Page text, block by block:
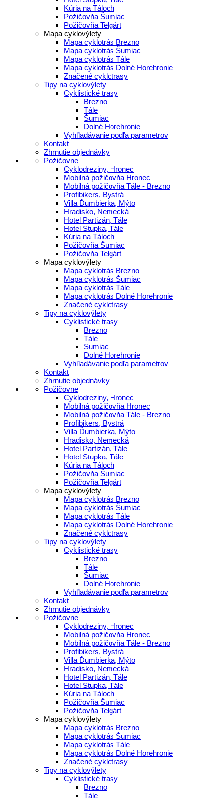
Kúria na Táloch
Požičovňa Šumiac
Požičovňa Telgárt
Mapa cyklovýlety
Mapa cyklotrás Brezno
Mapa cyklotrás Šumiac
Mapa cyklotrás Tále
Mapa cyklotrás Dolné Horehronie
Značené cyklotrasy
Tipy na cyklovýlety
Cyklistické trasy
Brezno
Tále
Šumiac
Dolné Horehronie
Vyhľladávanie podľa parametrov
Kontakt
Zhrnutie objednávky
Požičovne
Cyklodreziny, Hronec
Mobilná požičovňa Hronec
Mobilná požičovňa Tále - Brezno
Profibikers, Bystrá
Villa Ďumbierka, Mýto
Hradisko, Nemecká
Hotel Partizán, Tále
Hotel Stupka, Tále
Kúria na Táloch
Požičovňa Šumiac
Požičovňa Telgárt
Mapa cyklovýlety
Mapa cyklotrás Brezno
Mapa cyklotrás Šumiac
Mapa cyklotrás Tále
Mapa cyklotrás Dolné Horehronie
Značené cyklotrasy
Tipy na cyklovýlety
Cyklistické trasy
Brezno
Tále
Šumiac
Dolné Horehronie
Vyhľladávanie podľa parametrov
Kontakt
Zhrnutie objednávky
Požičovne
Cyklodreziny, Hronec
Mobilná požičovňa Hronec
Mobilná požičovňa Tále - Brezno
Profibikers, Bystrá
Villa Ďumbierka, Mýto
Hradisko, Nemecká
Hotel Partizán, Tále
Hotel Stupka, Tále
Kúria na Táloch
Požičovňa Šumiac
Požičovňa Telgárt
Mapa cyklovýlety
Mapa cyklotrás Brezno
Mapa cyklotrás Šumiac
Mapa cyklotrás Tále
Mapa cyklotrás Dolné Horehronie
Značené cyklotrasy
Tipy na cyklovýlety
Cyklistické trasy
Brezno
Tále
Šumiac
Dolné Horehronie
Vyhľladávanie podľa parametrov
Kontakt
Zhrnutie objednávky
Požičovne
Cyklodreziny, Hronec
Mobilná požičovňa Hronec
Mobilná požičovňa Tále - Brezno
Profibikers, Bystrá
Villa Ďumbierka, Mýto
Hradisko, Nemecká
Hotel Partizán, Tále
Hotel Stupka, Tále
Kúria na Táloch
Požičovňa Šumiac
Požičovňa Telgárt
Mapa cyklovýlety
Mapa cyklotrás Brezno
Mapa cyklotrás Šumiac
Mapa cyklotrás Tále
Mapa cyklotrás Dolné Horehronie
Značené cyklotrasy
Tipy na cyklovýlety
Cyklistické trasy
Brezno
Tále